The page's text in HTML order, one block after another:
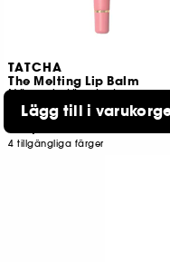
TATCHA
The Melting Lip Balm
Närande läppbalsam
47
379,00 KR
4 tillgängliga färger
Lägg till i